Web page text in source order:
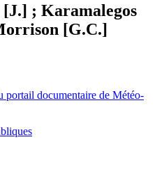
; Karamalegos
[G.C.]
portail documentaire de Météo-